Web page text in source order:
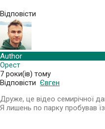
Відповісти
Author
Орест
7 роки(ів) тому
Відповісти Євген
Друже, це відео семирічної
Я лишень по парку пробував